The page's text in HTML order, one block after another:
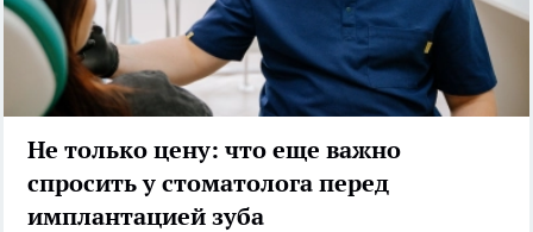
Не только цену: что еще важно
спросить у стоматолога перед
имплантацией зуба